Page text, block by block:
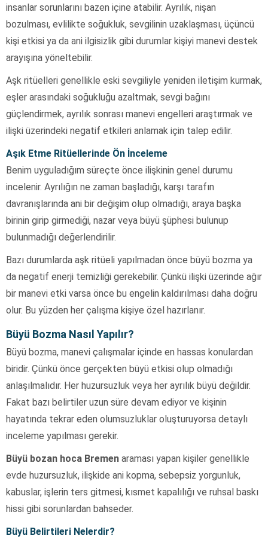
insanlar sorunlarını bazen içine atabilir. Ayrılık, nişan
bozulması, evlilikte soğukluk, sevgilinin uzaklaşması, üçüncü
kişi etkisi ya da ani ilgisizlik gibi durumlar kişiyi manevi destek
arayışına yöneltebilir.
Aşk ritüelleri genellikle eski sevgiliyle yeniden iletişim kurmak,
eşler arasındaki soğukluğu azaltmak, sevgi bağını
güçlendirmek, ayrılık sonrası manevi engelleri araştırmak ve
ilişki üzerindeki negatif etkileri anlamak için talep edilir.
Aşık Etme Ritüellerinde Ön İnceleme
Benim uyguladığım süreçte önce ilişkinin genel durumu
incelenir. Ayrılığın ne zaman başladığı, karşı tarafın
davranışlarında ani bir değişim olup olmadığı, araya başka
birinin girip girmediği, nazar veya büyü şüphesi bulunup
bulunmadığı değerlendirilir.
Bazı durumlarda aşk ritüeli yapılmadan önce büyü bozma ya
da negatif enerji temizliği gerekebilir. Çünkü ilişki üzerinde ağır
bir manevi etki varsa önce bu engelin kaldırılması daha doğru
olur. Bu yüzden her çalışma kişiye özel hazırlanır.
Büyü Bozma Nasıl Yapılır?
Büyü bozma, manevi çalışmalar içinde en hassas konulardan
biridir. Çünkü önce gerçekten büyü etkisi olup olmadığı
anlaşılmalıdır. Her huzursuzluk veya her ayrılık büyü değildir.
Fakat bazı belirtiler uzun süre devam ediyor ve kişinin
hayatında tekrar eden olumsuzluklar oluşturuyorsa detaylı
inceleme yapılması gerekir.
Büyü bozan hoca Bremen araması yapan kişiler genellikle
evde huzursuzluk, ilişkide ani kopma, sebepsiz yorgunluk,
kabuslar, işlerin ters gitmesi, kısmet kapalılığı ve ruhsal baskı
hissi gibi sorunlardan bahseder.
Büyü Belirtileri Nelerdir?